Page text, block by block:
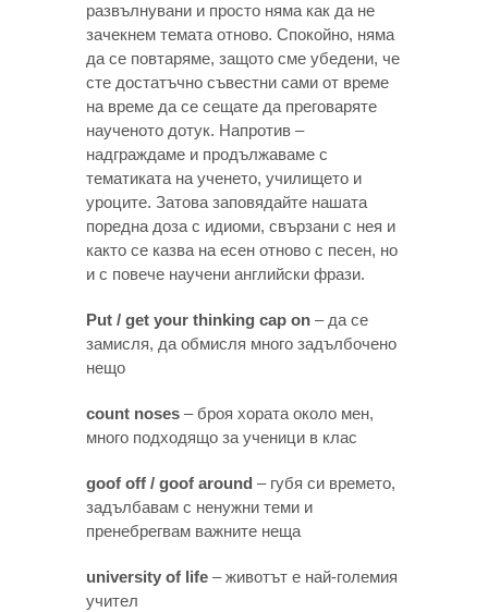
развълнувани и просто няма как да не
зачекнем темата отново. Спокойно, няма
да се повтаряме, защото сме убедени, че
сте достатъчно съвестни сами от време
на време да се сещате да преговаряте
наученото дотук. Напротив –
надграждаме и продължаваме с
тематиката на ученето, училището и
уроците. Затова заповядайте нашата
поредна доза с идиоми, свързани с нея и
както се казва на есен отново с песен, но
и с повече научени английски фрази.
Put / get your thinking cap on – да се
замисля, да обмисля много задълбочено
нещо
count noses – броя хората около мен,
много подходящо за ученици в клас
goof off / goof around – губя си времето,
задълбавам с ненужни теми и
пренебрегвам важните неща
university of life – животът е най-големия
учител